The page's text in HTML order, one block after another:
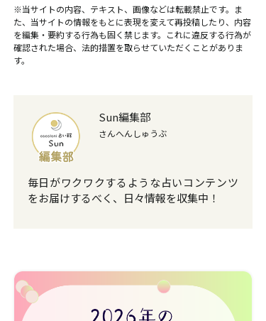
※当サイトの内容、テキスト、画像などは転載禁止です。ま
た、当サイトの情報をもとに表現を変えて再投稿したり、内容
を編集・要約する行為も固く禁じます。これに違反する行為が
確認された場合、法的措置を取らせていただくことがありま
す。
Sun編集部
さんへんしゅうぶ
毎日がワクワクするような占いコンテンツ
をお届けするべく、日々情報を収集中！